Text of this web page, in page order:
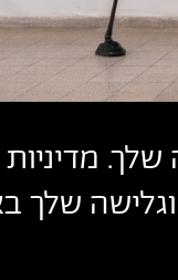
וגלישה